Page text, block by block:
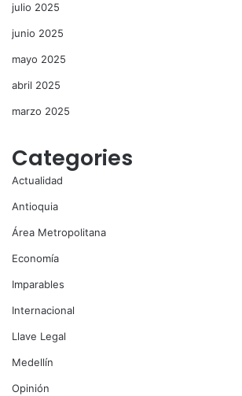
julio 2025
junio 2025
mayo 2025
abril 2025
marzo 2025
Categories
Actualidad
Antioquia
Área Metropolitana
Economía
Imparables
Internacional
Llave Legal
Medellín
Opinión